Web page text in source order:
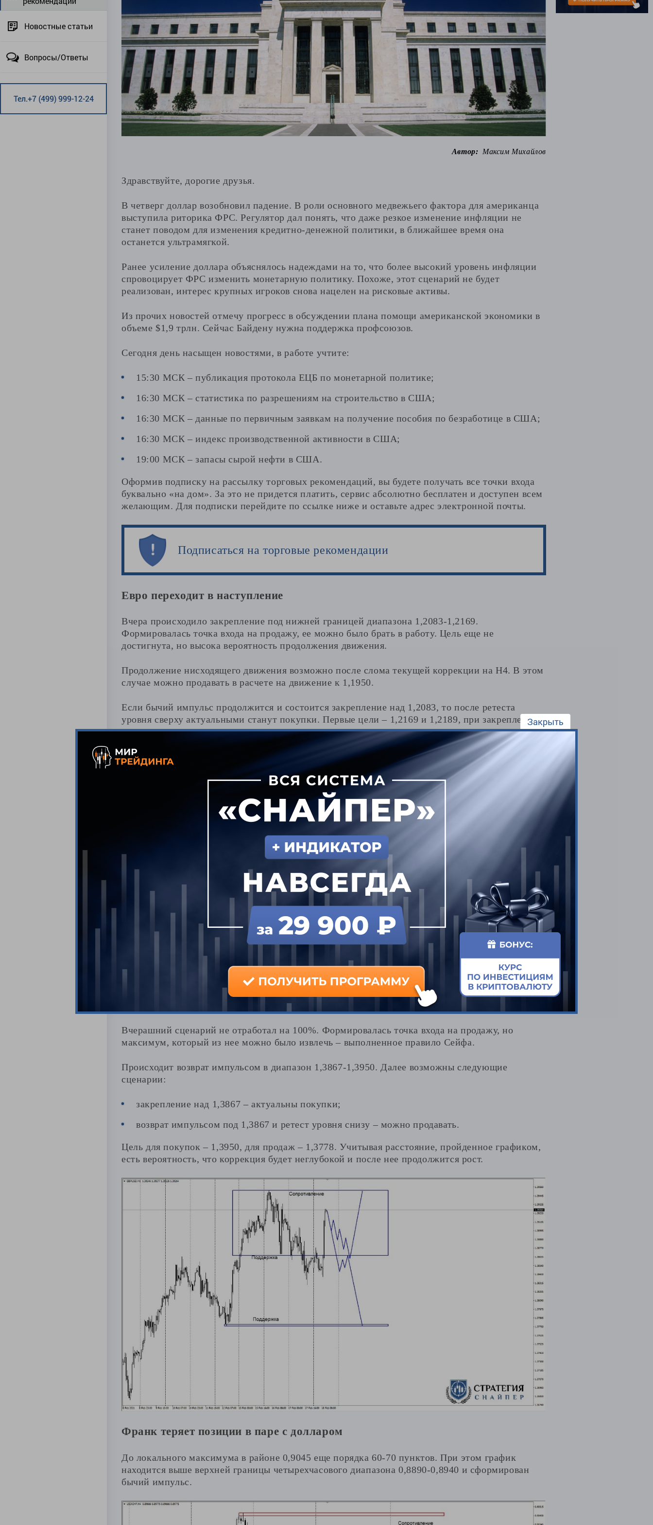
Новостные статьи
Вопросы/Ответы
Тел.+7 (499) 999-12-24
Автор: Максим Михайлов
Здравствуйте, дорогие друзья.
В четверг доллар возобновил падение. В роли основного медвежьего фактора для американца
выступила риторика ФРС. Регулятор дал понять, что даже резкое изменение инфляции не
станет поводом для изменения кредитно-денежной политики, в ближайшее время она
останется ультрамягкой.
Ранее усиление доллара объяснялось надеждами на то, что более высокий уровень инфляции
спровоцирует ФРС изменить монетарную политику. Похоже, этот сценарий не будет
реализован, интерес крупных игроков снова нацелен на рисковые активы.
Из прочих новостей отмечу прогресс в обсуждении плана помощи американской экономики в
объеме $1,9 трлн. Сейчас Байдену нужна поддержка профсоюзов.
Сегодня день насыщен новостями, в работе учтите:
15:30 МСК – публикация протокола ЕЦБ по монетарной политике;
16:30 МСК – статистика по разрешениям на строительство в США;
16:30 МСК – данные по первичным заявкам на получение пособия по безработице в США;
16:30 МСК – индекс производственной активности в США;
19:00 МСК – запасы сырой нефти в США.
Оформив подписку на рассылку торговых рекомендаций, вы будете получать все точки входа
буквально «на дом». За это не придется платить, сервис абсолютно бесплатен и доступен всем
желающим. Для подписки перейдите по ссылке ниже и оставьте адрес электронной почты.
Подписаться на торговые рекомендации
Евро переходит в наступление
Вчера происходило закрепление под нижней границей диапазона 1,2083-1,2169.
Формировалась точка входа на продажу, ее можно было брать в работу. Цель еще не
достигнута, но высока вероятность продолжения движения.
Продолжение нисходящего движения возможно после слома текущей коррекции на Н4. В этом
случае можно продавать в расчете на движение к 1,1950.
Если бычий импульс продолжится и состоится закрепление над 1,2083, то после ретеста
уровня сверху актуальными станут покупки. Первые цели – 1,2169 и 1,2189, при закреплении
за этими сопротивлениями возможно продолжение восходящего движения.
Наблюдается импульсный рост фунта в паре с долларом
Вчерашний сценарий не отработал на 100%. Формировалась точка входа на продажу, но
максимум, который из нее можно было извлечь – выполненное правило Сейфа.
Происходит возврат импульсом в диапазон 1,3867-1,3950. Далее возможны следующие
сценарии:
закрепление над 1,3867 – актуальны покупки;
возврат импульсом под 1,3867 и ретест уровня снизу – можно продавать.
Цель для покупок – 1,3950, для продаж – 1,3778. Учитывая расстояние, пройденное графиком,
есть вероятность, что коррекция будет неглубокой и после нее продолжится рост.
Франк теряет позиции в паре с долларом
До локального максимума в районе 0,9045 еще порядка 60-70 пунктов. При этом график
находится выше верхней границы четырехчасового диапазона 0,8890-0,8940 и сформирован
бычий импульс.
Закрыть